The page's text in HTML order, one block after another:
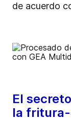
de acuerdo
El
la